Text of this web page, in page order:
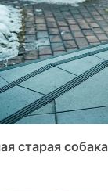
старая